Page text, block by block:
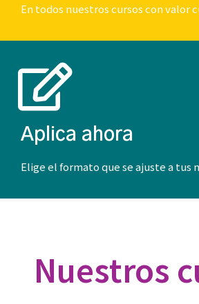
En todos nuestros cursos con valor
Aplica ahora
Elige el formato que se ajuste a tus
Nuestros